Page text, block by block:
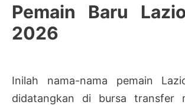
Pemain Baru
2026
Inilah nama-nama pemain
didatangkan di bursa transfer